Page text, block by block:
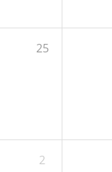
25
2